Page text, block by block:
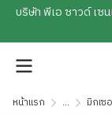
บริษัท พีเอ ซาวด์ เซ
หน้าแรก ... มิกเซ